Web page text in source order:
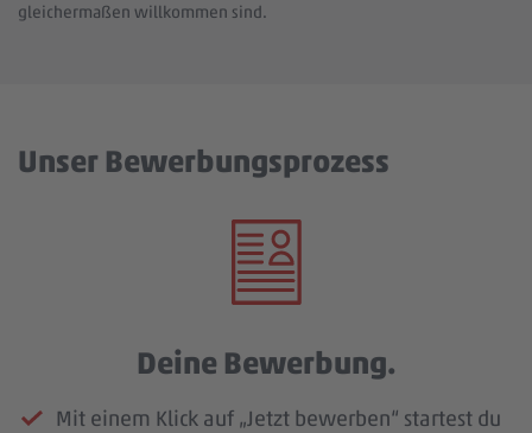
gleichermaßen willkommen sind.
Unser Bewerbungsprozess
Deine Bewerbung.
Mit einem Klick auf „Jetzt bewerben“ startest du